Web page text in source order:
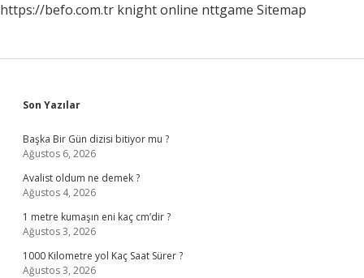
https://befo.com.tr knight online nttgame Sitemap
Sidebar
Son Yazılar
Başka Bir Gün dizisi bitiyor mu ?
Ağustos 6, 2026
Avalist oldum ne demek ?
Ağustos 4, 2026
1 metre kumaşın eni kaç cm’dir ?
Ağustos 3, 2026
1000 Kilometre yol Kaç Saat Sürer ?
Ağustos 3, 2026